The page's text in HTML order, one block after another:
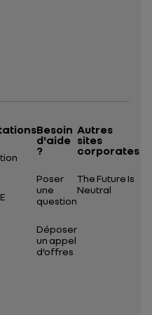
Besoin
d'aide
?
Poser
une
question
Déposer
un appel
d’offres
Autres
sites
corporates
The Future Is
Neutral